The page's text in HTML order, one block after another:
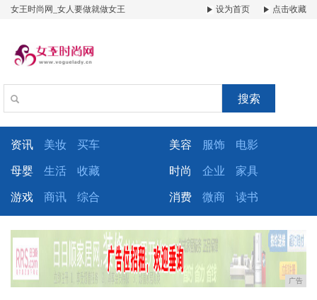
女王时尚网_女人要做就做女王 设为首页 点击收藏
搜索
资讯 美妆 买车 美容 服饰 电影
母婴 生活 收藏 时尚 企业 家具
游戏 商讯 综合 消费 微商 读书
广告